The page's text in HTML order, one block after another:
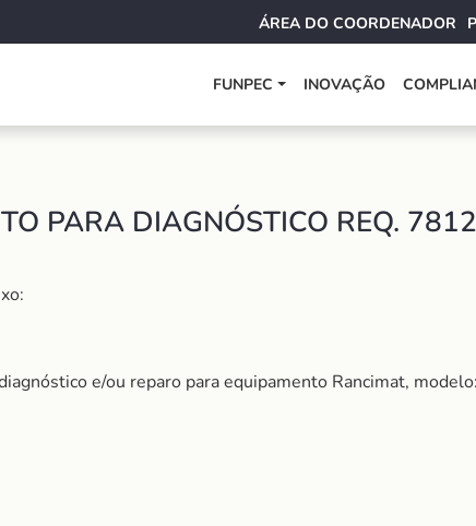
ÁREA DO COORDENADOR
FUNPEC INOVAÇÃO
PARA DIAGNÓSTICO REQ.
e/ou reparo para equipamento Rancimat,